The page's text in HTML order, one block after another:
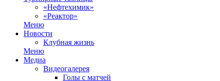
«Нефтехимик»
«Реактор»
Меню
Новости
Клубная жизнь
Меню
Медиа
Видеогалерея
Голы с матчей